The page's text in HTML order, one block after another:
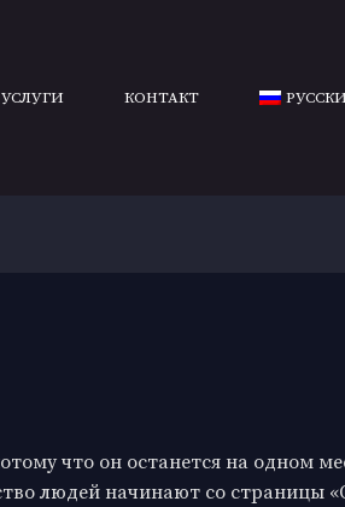
УСЛУГИ КОНТАКТ
что он останется на одном
людей начинают со страницы